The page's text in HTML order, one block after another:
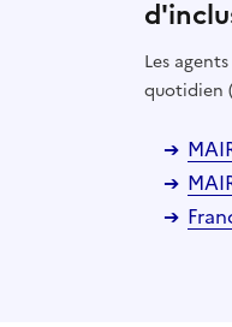
Les
quotidien